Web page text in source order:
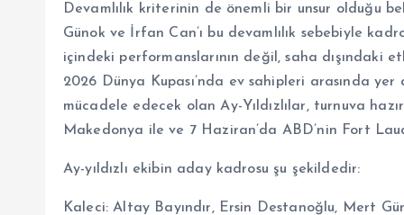
Devamlılık kriterinin de önemli bir unsur olduğu
Günok ve İrfan Can’ı bu devamlılık sebebiyle
içindeki performanslarının değil, saha
2026 Dünya Kupası’nda ev sahipleri arasında
mücadele edecek olan Ay-Yıldızlılar, turnuva
Makedonya ile ve 7 Haziran’da ABD’nin Fort
Ay-yıldızlı ekibin aday kadrosu şu şekildedir:
Kaleci: Altay Bayındır, Ersin Destanoğlu, Mert